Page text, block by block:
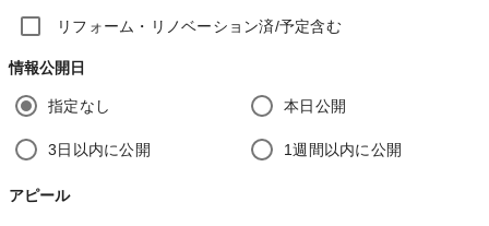
リフォーム・リノベーション済/予定含む
情報公開日
指定なし 本日公開
3日以内に公開 1週間以内に公開
アピール